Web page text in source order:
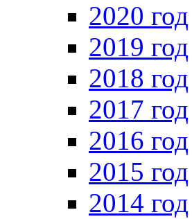
2020 год
2019 год
2018 год
2017 год
2016 год
2015 год
2014 год